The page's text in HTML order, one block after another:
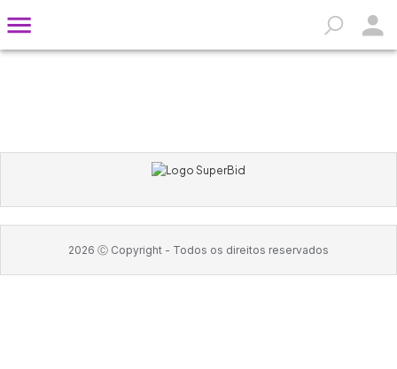
2026 Ⓒ Copyright - Todos os direitos reservados